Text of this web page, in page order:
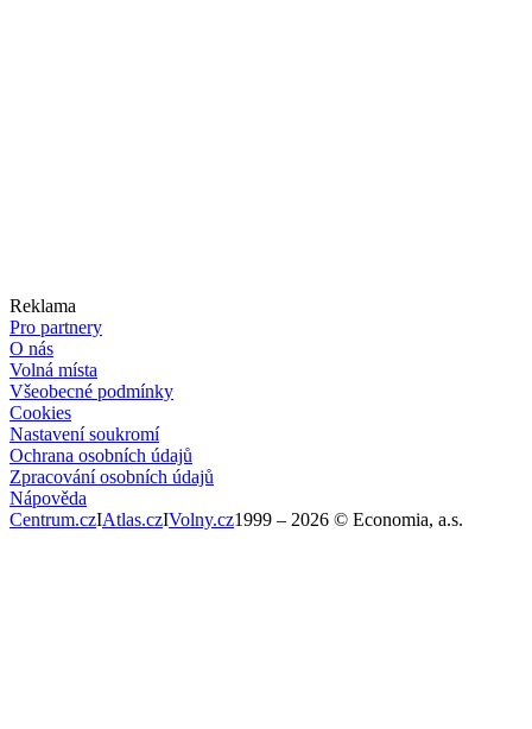
Reklama
Pro partnery
O nás
Volná místa
Všeobecné podmínky
Cookies
Nastavení soukromí
Ochrana osobních údajů
Zpracování osobních údajů
Nápověda
Centrum.czIAtlas.czIVolny.cz1999 – 2026 © Economia, a.s.